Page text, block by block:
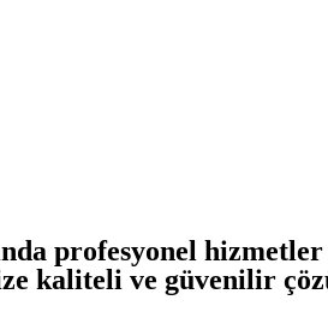
profesyonel hizmetler
kaliteli ve güvenilir